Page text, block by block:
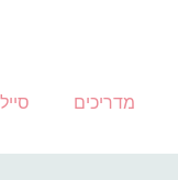
מדריכים סייל